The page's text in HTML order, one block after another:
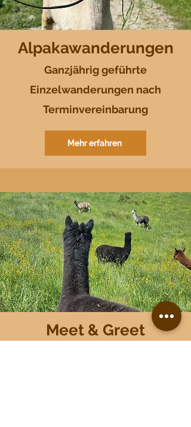
Alpakawanderungen
Ganzjährig geführte
Einzelwanderungen nach
Terminvereinbarung
Mehr erfahren
Meet & Greet